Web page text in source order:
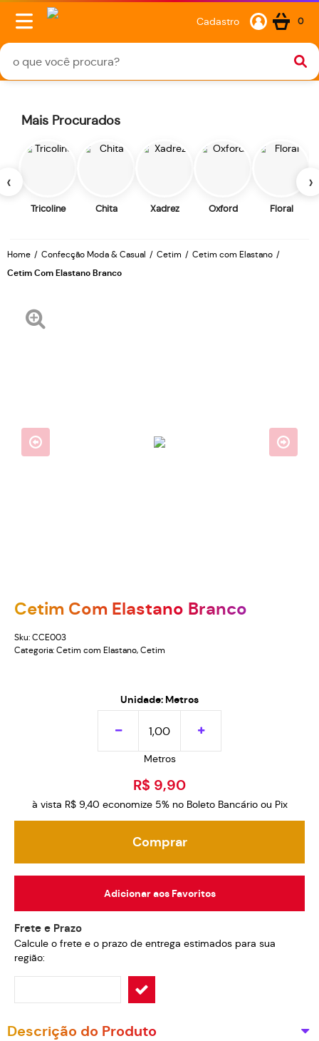
Cadastro 0
‹
Mais Procurados
Tricoline Chita Xadrez Oxford Floral
›
Home Confecção Moda & Casual Cetim Cetim com Elastano
Cetim Com Elastano Branco
Cetim Com Elastano Branco
Sku: CCE003
Categoria: Cetim com Elastano, Cetim
Unidade: Metros
Metros
R$ 9,90
à vista R$ 9,40 economize 5% no Boleto Bancário ou Pix
Comprar
Adicionar aos Favoritos
Frete e Prazo
Calcule o frete e o prazo de entrega estimados para sua
região:
Descrição do Produto